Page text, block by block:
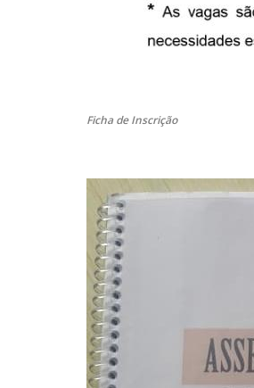
Ficha de Inscrição